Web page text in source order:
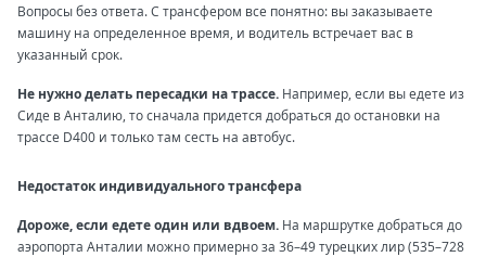
Вопросы без ответа. С трансфером все понятно: вы заказываете
машину на определенное время, и водитель встречает вас в
указанный срок.
Не нужно делать пересадки на трассе. Например, если вы едете из
Сиде в Анталию, то сначала придется добраться до остановки на
трассе D400 и только там сесть на автобус.
Недостаток индивидуального трансфера
Дороже, если едете один или вдвоем. На маршрутке добраться до
аэропорта Анталии можно примерно за 36–49 турецких лир (535–728